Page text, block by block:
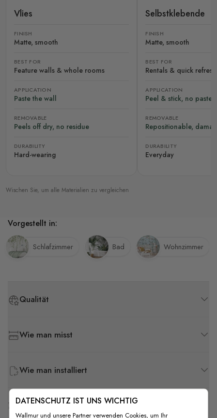
Vlies
FINISH
Matte, smooth
BEST FOR
Feature walls & whole rooms
APPLICATION
Paste the wall
REMOVABLE
Peels off dry, no residue
DURABILITY
Hard-wearing
Selbstklebende
FINISH
Matte, smooth
BEST FOR
Rentals & quick
APPLICATION
Peel & stick, no paste
REMOVABLE
Repositionable,
DURABILITY
Everyday
Wischen Sie, um alle Materialien zu vergleichen
Qualität
Wie man misst
Wie man installiert
Versand & Rückgabe
Vorgestellt in:
Schlafzimmer Bad Wohnzimmer
DATENSCHUTZ IST UNS WICHTIG
Wallmur und unsere Partner verwenden Cookies, um Ihr